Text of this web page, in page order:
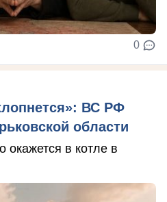
0
ВС РФ
области
окажется в котле в